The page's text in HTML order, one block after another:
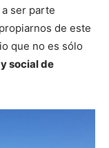
ser parte
de este
que no es sólo
social de